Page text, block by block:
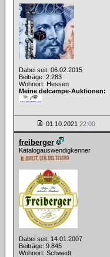
Dabei seit: 06.02.2015
Beiträge: 2.283
Wohnort: Hessen
Meine delcampe-Auktionen:
01.10.2021 22:00
freiberger
Katalogauswendigkenner
Dabei seit: 14.01.2007
Beiträge: 9.845
Wohnort: Schwedt